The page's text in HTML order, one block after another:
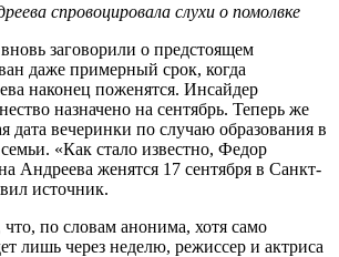
спровоцировала слухи о помолвке
заговорили о предстоящем
даже примерный срок, когда
наконец поженятся. Инсайдер
назначено на сентябрь. Теперь же
дата вечеринки по случаю образования в
«Как стало известно, Федор
Андреева женятся 17 сентября в Санкт-
источник.
по словам анонима, хотя само
лишь через неделю, режиссер и актриса